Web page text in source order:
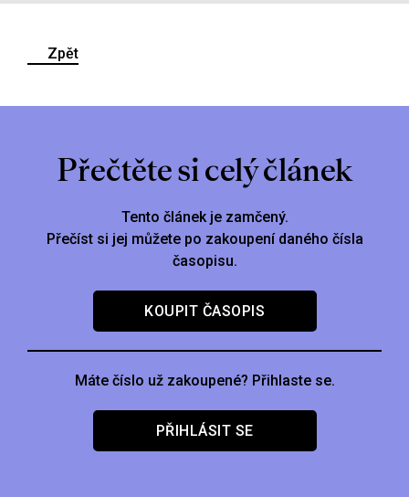
Zpět
Přečtěte si celý článek
Tento článek je zamčený.
Přečíst si jej můžete po zakoupení daného čísla
časopisu.
KOUPIT ČASOPIS
Máte číslo už zakoupené? Přihlaste se.
PŘIHLÁSIT SE